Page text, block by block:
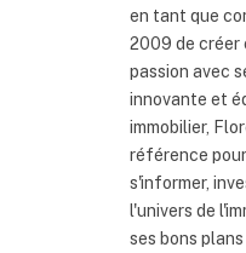
en tant que
2009 de créer
passion avec
innovante et
immobilier,
référence
s'informer,
l'univers de
ses bons